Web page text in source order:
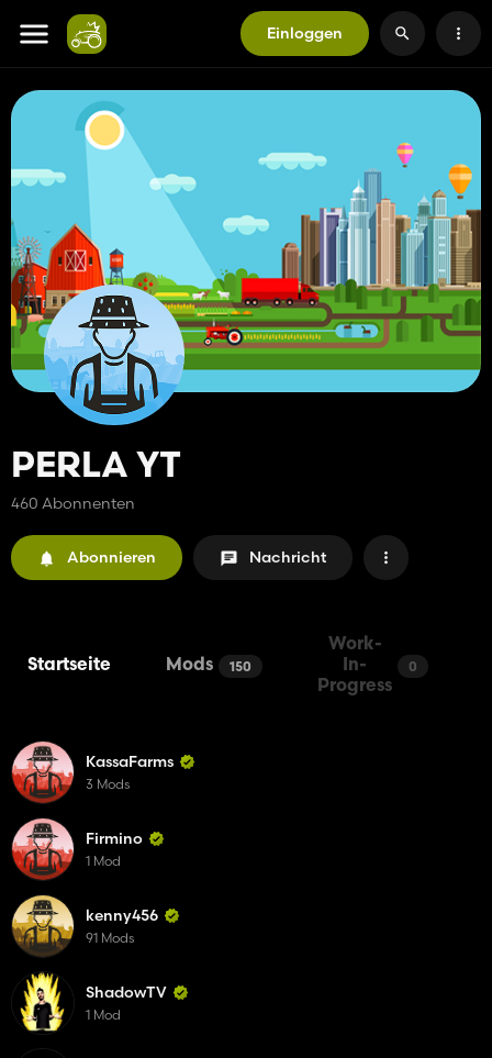
Einloggen
PERLA YT
460 Abonnenten
Abonnieren Nachricht
Startseite Mods 150
Work-
In-
Progress
0
KassaFarms
3 Mods
Firmino
1 Mod
kenny456
91 Mods
ShadowTV
1 Mod